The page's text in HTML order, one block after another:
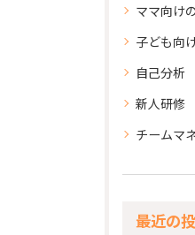
ママ向け
子ども向
自己分析
新人研修
チームマ
最近の